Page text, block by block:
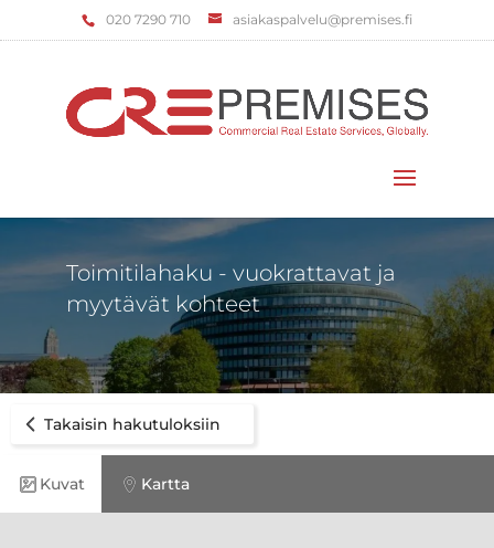
‌020 7290 710 asiakaspalvelu@premises.fi
Toimitilahaku - vuokrattavat ja
myytävät kohteet
Takaisin hakutuloksiin
Kuvat Kartta